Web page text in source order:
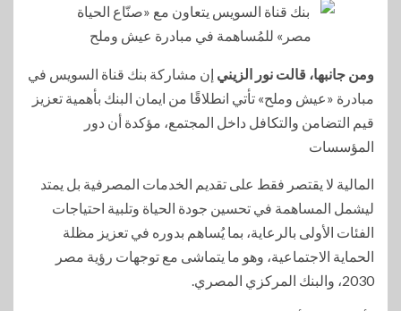
ومن جانبها، قالت نور الزيني إن مشاركة بنك قناة السويس في
مبادرة «عيش وملح» تأتي انطلاقًا من ايمان البنك بأهمية تعزيز
قيم التضامن والتكافل داخل المجتمع، مؤكدة أن دور
المؤسسات
المالية لا يقتصر فقط على تقديم الخدمات المصرفية بل يمتد
ليشمل المساهمة في تحسين جودة الحياة وتلبية احتياجات
الفئات الأولى بالرعاية، بما يُساهم بدوره في تعزيز مظلة
الحماية الاجتماعية، وهو ما يتماشى مع توجهات رؤية مصر
2030، والبنك المركزي المصري.